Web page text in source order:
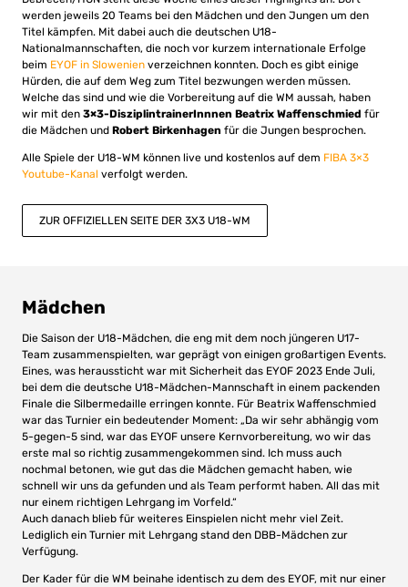
werden jeweils 20 Teams bei den Mädchen und den Jungen um den
Titel kämpfen. Mit dabei auch die deutschen U18-
Nationalmannschaften, die noch vor kurzem internationale Erfolge
beim EYOF in Slowenien verzeichnen konnten. Doch es gibt einige
Hürden, die auf dem Weg zum Titel bezwungen werden müssen.
Welche das sind und wie die Vorbereitung auf die WM aussah, haben
wir mit den 3×3-DisziplintrainerInnnen Beatrix Waffenschmied für
die Mädchen und Robert Birkenhagen für die Jungen besprochen.
Alle Spiele der U18-WM können live und kostenlos auf dem FIBA 3×3
Youtube-Kanal verfolgt werden.
ZUR OFFIZIELLEN SEITE DER 3X3 U18-WM
Mädchen
Die Saison der U18-Mädchen, die eng mit dem noch jüngeren U17-
Team zusammenspielten, war geprägt von einigen großartigen Events.
Eines, was heraussticht war mit Sicherheit das EYOF 2023 Ende Juli,
bei dem die deutsche U18-Mädchen-Mannschaft in einem packenden
Finale die Silbermedaille erringen konnte. Für Beatrix Waffenschmied
war das Turnier ein bedeutender Moment: „Da wir sehr abhängig vom
5-gegen-5 sind, war das EYOF unsere Kernvorbereitung, wo wir das
erste mal so richtig zusammengekommen sind. Ich muss auch
nochmal betonen, wie gut das die Mädchen gemacht haben, wie
schnell wir uns da gefunden und als Team performt haben. All das mit
nur einem richtigen Lehrgang im Vorfeld.“
Auch danach blieb für weiteres Einspielen nicht mehr viel Zeit.
Lediglich ein Turnier mit Lehrgang stand den DBB-Mädchen zur
Verfügung.
Der Kader für die WM beinahe identisch zu dem des EYOF, mit nur einer